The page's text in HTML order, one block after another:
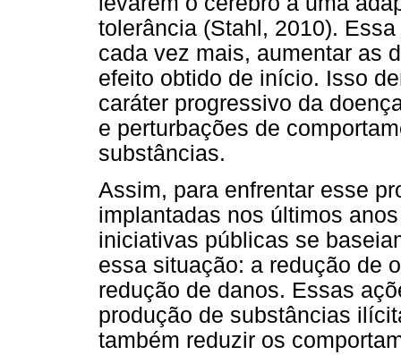
tolerância (Stahl, 2010).
cada vez mais, aumentar as
efeito obtido de início. Isso
caráter progressivo da
e perturbações de
substâncias.
Assim, para enfrentar esse
implantadas nos últimos
iniciativas públicas se
essa situação: a redução de
redução de danos. Essas
produção de substâncias
também reduzir os